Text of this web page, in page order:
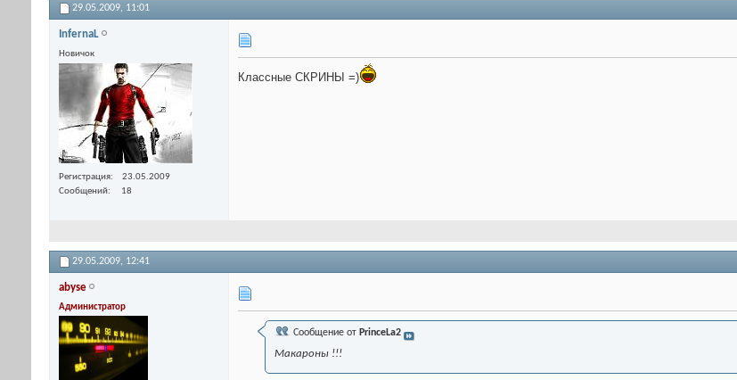
29.05.2009, 11:01
InfernaL
Новичок
Регистрация
23.05.2009
Сообщений
18
Классные СКРИНЫ =)
29.05.2009, 12:41
abyse
Администратор
Сообщение от PrinceLa2
Макароны !!!